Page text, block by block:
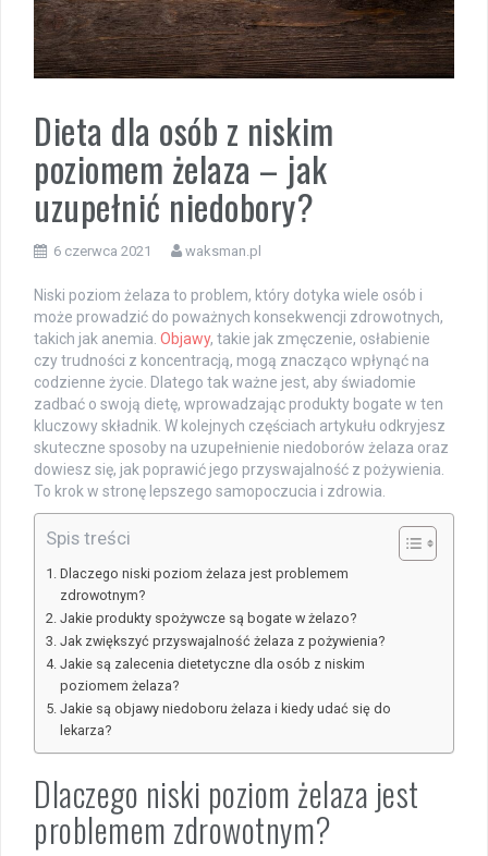
Dieta dla osób z niskim
poziomem żelaza – jak
uzupełnić niedobory?
6 czerwca 2021 waksman.pl
Niski poziom żelaza to problem, który dotyka wiele osób i
może prowadzić do poważnych konsekwencji zdrowotnych,
takich jak anemia. Objawy, takie jak zmęczenie, osłabienie
czy trudności z koncentracją, mogą znacząco wpłynąć na
codzienne życie. Dlatego tak ważne jest, aby świadomie
zadbać o swoją dietę, wprowadzając produkty bogate w ten
kluczowy składnik. W kolejnych częściach artykułu odkryjesz
skuteczne sposoby na uzupełnienie niedoborów żelaza oraz
dowiesz się, jak poprawić jego przyswajalność z pożywienia.
To krok w stronę lepszego samopoczucia i zdrowia.
Spis treści
Dlaczego niski poziom żelaza jest problemem
zdrowotnym?
Jakie produkty spożywcze są bogate w żelazo?
Jak zwiększyć przyswajalność żelaza z pożywienia?
Jakie są zalecenia dietetyczne dla osób z niskim
poziomem żelaza?
Jakie są objawy niedoboru żelaza i kiedy udać się do
lekarza?
Dlaczego niski poziom żelaza jest
problemem zdrowotnym?